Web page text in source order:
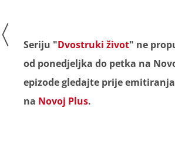
Seriju "Dvostruki život" ne
od ponedjeljka do petka na
epizode gledajte prije
na Novoj Plus.